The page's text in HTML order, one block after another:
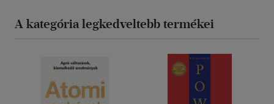
A kategória legkedveltebb termékei